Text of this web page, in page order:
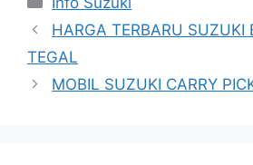
HARGA TERBARU SUZUKI
TEGAL
MOBIL SUZUKI CARRY